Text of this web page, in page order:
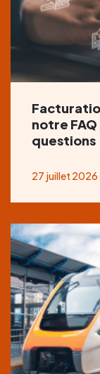
notre
questions
27 juillet 2026